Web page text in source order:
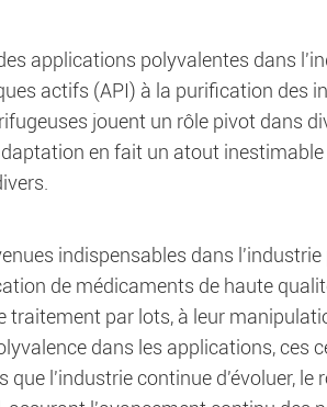
applications polyvalentes dans
actifs (API) à la purification des
jouent un rôle pivot dans
en fait un atout inestimable
indispensables dans
de médicaments de haute
traitement par lots, à leur
dans les applications, ces
l'industrie continue d'évoluer, le